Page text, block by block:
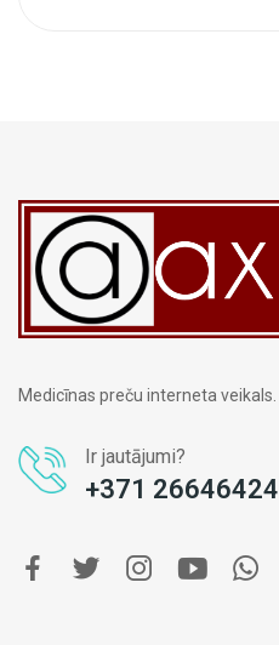
Medicīnas preču interneta veikals.
Ir jautājumi?
+371 26646424